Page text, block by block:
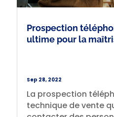
Prospection
ultime pour la
Sep 28, 2022
La prospection
technique de vente